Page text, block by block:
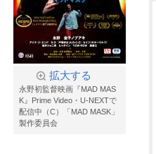
拡大する
永野初監督映画『MAD MAS
K』Prime Video・U-NEXTで
配信中（C）「MAD MASK」
製作委員会